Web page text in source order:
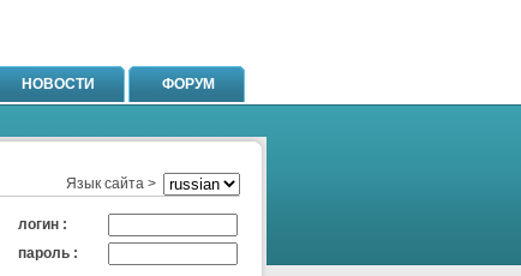
НОВОСТИ ФОРУМ
Язык сайта >
логин :
пароль :